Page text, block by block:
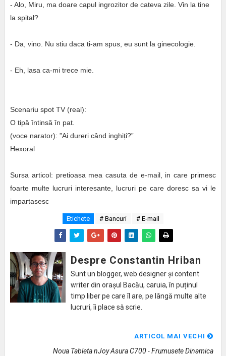
- Alo, Miru, ma doare capul ingrozitor de cateva zile. Vin la tine
la spital?
- Da, vino. Nu stiu daca ti-am spus, eu sunt la ginecologie.
- Eh, lasa ca-mi trece mie.
Scenariu spot TV (real):
O tipă întinsă în pat.
(voce narator): ”Ai dureri când inghiți?”
Hexoral
Sursa articol: pretioasa mea casuta de e-mail, in care primesc
foarte multe lucruri interesante, lucruri pe care doresc sa vi le
impartasesc
Etichete # Bancuri # E-mail
Despre Constantin Hriban
Sunt un blogger, web designer și content
writer din orașul Bacău, caruia, în puținul
timp liber pe care îl are, pe lângă multe alte
lucruri, îi place să scrie.
ARTICOL MAI VECHI
Noua Tableta nJoy Asura C700 - Frumusete Dinamica